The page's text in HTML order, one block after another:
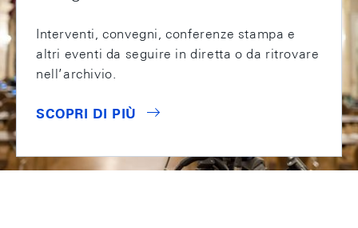
Interventi, convegni, conferenze stampa e
altri eventi da seguire in diretta o da ritrovare
nell’archivio.
SCOPRI DI PIÙ